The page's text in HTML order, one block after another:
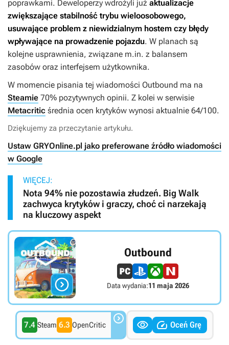
poprawkami. Deweloperzy wdrożyli już aktualizacje
zwiększające stabilność trybu wieloosobowego,
usuwające problem z niewidzialnym hostem czy błędy
wpływające na prowadzenie pojazdu. W planach są
kolejne usprawnienia, związane m.in. z balansem
zasobów oraz interfejsem użytkownika.
W momencie pisania tej wiadomości Outbound ma na
Steamie 70% pozytywnych opinii. Z kolei w serwisie
Metacritic średnia ocen krytyków wynosi aktualnie 64/100.
Dziękujemy za przeczytanie artykułu.
Ustaw GRYOnline.pl jako preferowane źródło wiadomości
w Google
WIĘCEJ:
Nota 94% nie pozostawia złudzeń. Big Walk
zachwyca krytyków i graczy, choć ci narzekają
na kluczowy aspekt

Outbound
Data wydania:11 maja 2026
7.4 Steam 6.3 OpenCritic    Oceń Grę